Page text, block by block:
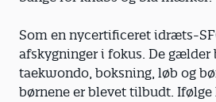
Som en nycertificeret idræts-
afskygninger i fokus. De gælder
taekwondo, boksning, løb og
børnene er blevet tilbudt. Ifølge